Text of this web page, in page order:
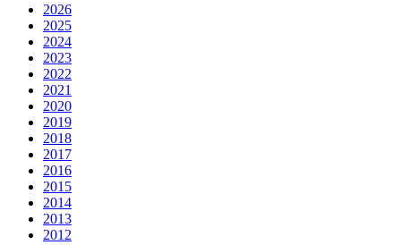
2026
2025
2024
2023
2022
2021
2020
2019
2018
2017
2016
2015
2014
2013
2012